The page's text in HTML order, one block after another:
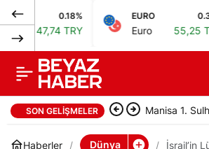
0.18%
47,74 TRY
EURO
Euro 55,25 TRY
SON GELIŞMELER Manisa 1.
Mahkemesi
Haberler Dünya
İsrail’in
ABD Savunma Bakanı
Hegseth: Çatışma
arayışında değiliz